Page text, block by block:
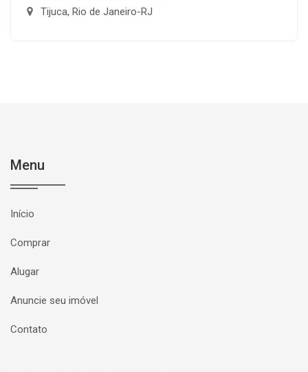
Tijuca, Rio de Janeiro-RJ
Menu
Início
Comprar
Alugar
Anuncie seu imóvel
Contato